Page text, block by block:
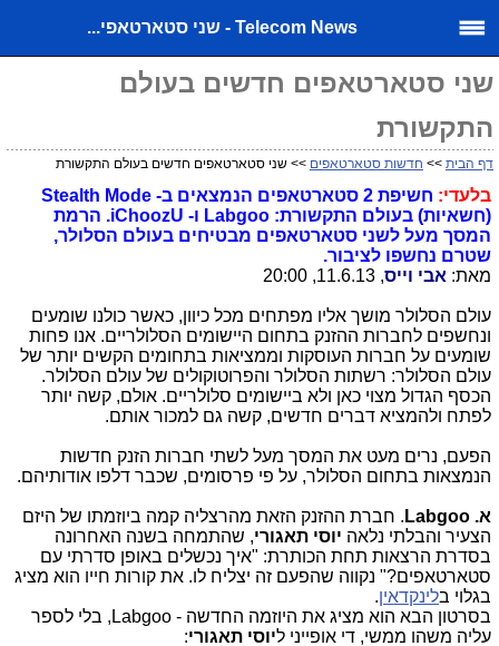
Telecom News - שני סטארטאפי...
שני סטארטאפים חדשים בעולם
התקשורת
דף הבית >> חדשות סטארטאפים >> שני סטארטאפים חדשים בעולם התקשורת
בלעדי:
חשיפת 2 סטארטאפים הנמצאים ב- Stealth Mode
(חשאיות) בעולם התקשורת: Labgoo ו- iChoozU. הרמת
המסך מעל לשני סטארטאפים מבטיחים בעולם הסלולר,
שטרם נחשפו לציבור.
מאת: אבי וייס, 11.6.13, 20:00
עולם הסלולר מושך אליו מפתחים מכל כיוון, כאשר כולנו שומעים
ונחשפים לחברות ההזנק בתחום היישומים הסלולריים. אנו פחות
שומעים על חברות העוסקות וממציאות בתחומים הקשים יותר של
עולם הסלולר: רשתות הסלולר והפרוטוקולים של עולם הסלולר.
הכסף הגדול מצוי כאן ולא ביישומים סלולריים. אולם, קשה יותר
לפתח ולהמציא דברים חדשים, קשה גם למכור אותם.
הפעם, נרים מעט את המסך מעל לשתי חברות הזנק חדשות
הנמצאות בתחום הסלולר, על פי פרסומים, שכבר דלפו אודותיהם.
א. Labgoo
. חברת ההזנק הזאת מהרצליה קמה ביוזמתו של היזם
הצעיר והבלתי נלאה יוסי תאגורי, שהתמחה בשנה האחרונה
בסדרת הרצאות תחת הכותרת: "איך נכשלים באופן סדרתי עם
סטארטאפים?" נקווה שהפעם זה יצליח לו. את קורות חייו הוא מציג
בגלוי בלינקדאין.
בסרטון הבא הוא מציג את היוזמה החדשה - Labgoo, בלי לספר
עליה משהו ממשי, די אופייני ליוסי תאגורי: